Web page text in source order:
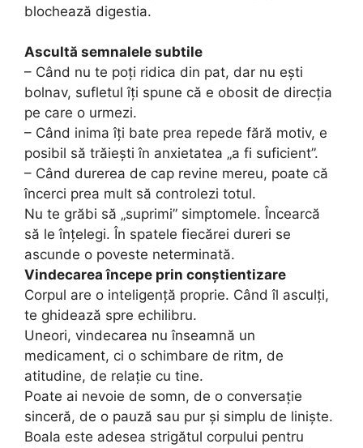
blochează digestia.
Ascultă semnalele subtile
– Când nu te poți ridica din pat, dar nu ești
bolnav, sufletul îți spune că e obosit de direcția
pe care o urmezi.
– Când inima îți bate prea repede fără motiv, e
posibil să trăiești în anxietatea „a fi suficient”.
– Când durerea de cap revine mereu, poate că
încerci prea mult să controlezi totul.
Nu te grăbi să „suprimi” simptomele. Încearcă
să le înțelegi. În spatele fiecărei dureri se
ascunde o poveste neterminată.
Vindecarea începe prin conștientizare
Corpul are o inteligență proprie. Când îl asculți,
te ghidează spre echilibru.
Uneori, vindecarea nu înseamnă un
medicament, ci o schimbare de ritm, de
atitudine, de relație cu tine.
Poate ai nevoie de somn, de o conversație
sinceră, de o pauză sau pur și simplu de liniște.
Boala este adesea strigătul corpului pentru